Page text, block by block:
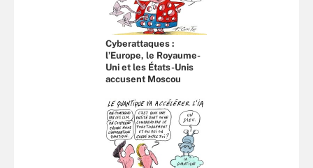
Cyberattaques :
l’Europe, le Royaume-
Uni et les États-Unis
accusent Moscou